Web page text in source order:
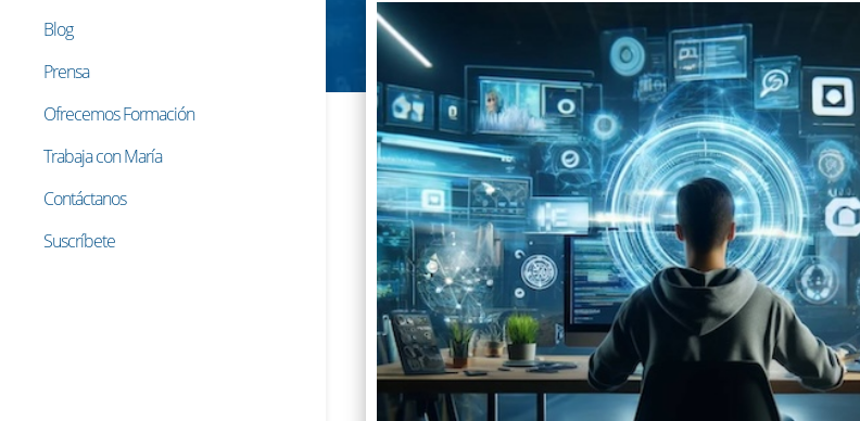
Blog
Prensa
Ofrecemos Formación
Trabaja con María
Contáctanos
Suscríbete